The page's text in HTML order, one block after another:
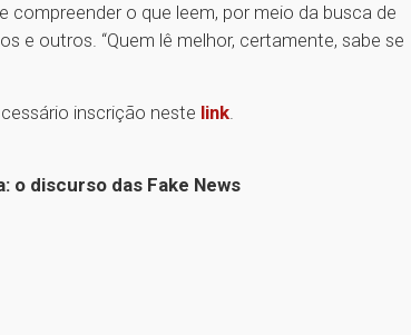
compreender o que leem, por meio da busca de
e outros. “Quem lê melhor, certamente, sabe se
inscrição neste link.
o discurso das Fake News